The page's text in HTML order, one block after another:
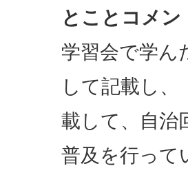
とことコメン
学習会で学ん
して記載し
載して、自治
普及を行って